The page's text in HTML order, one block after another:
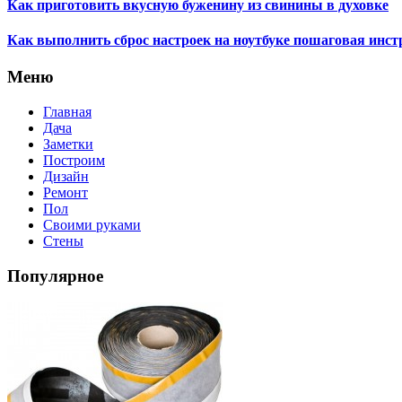
Как приготовить вкусную буженину из свинины в духовке
Как выполнить сброс настроек на ноутбуке пошаговая
Меню
Главная
Дача
Заметки
Построим
Дизайн
Ремонт
Пол
Своими руками
Стены
Популярное